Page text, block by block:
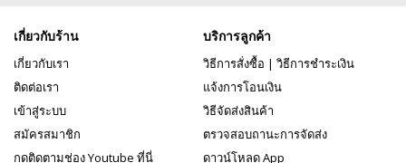
เกี่ยวกับร้าน
เกี่ยวกับเรา
ติดต่อเรา
เข้าสู่ระบบ
สมัครสมาชิก
กดติดตามช่อง Youtube ที่นี่
บริการลูกค้า
วิธีการสั่งซื้อ | วิธีการชำระเงิน
แจ้งการโอนเงิน
วิธีจัดส่งสินค้า
ตรวจสอบถานะการจัดส่ง
ดาวน์โหลด App